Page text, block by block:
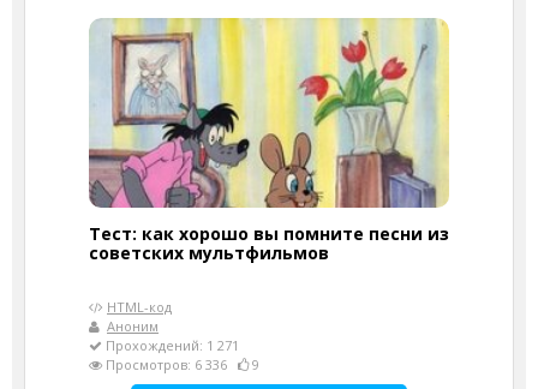
Тест: как хорошо вы помните песни из
советских мультфильмов
HTML-код
Аноним
Прохождений: 1 271
Просмотров: 6 336
9